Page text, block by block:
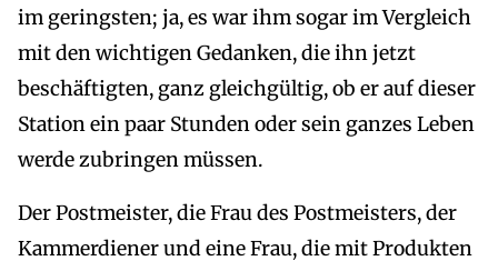
im geringsten; ja, es war ihm sogar im Vergleich
mit den wichtigen Gedanken, die ihn jetzt
beschäftigten, ganz gleichgültig, ob er auf dieser
Station ein paar Stunden oder sein ganzes Leben
werde zubringen müssen.
Der Postmeister, die Frau des Postmeisters, der
Kammerdiener und eine Frau, die mit Produkten